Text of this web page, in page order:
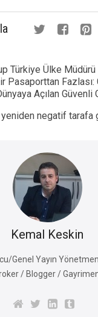
Türkiye Ülke
Pasaporttan Fazlası:
Açılan Güvenli
negatif tarafa
Kemal Keskin
Genel Yayın
/ Blogger /